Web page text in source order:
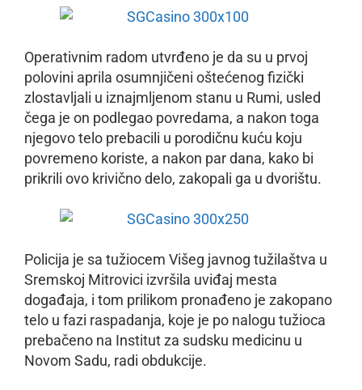
Operativnim radom utvrđeno je da su u prvoj
polovini aprila osumnjičeni oštećenog fizički
zlostavljali u iznajmljenom stanu u Rumi, usled
čega je on podlegao povredama, a nakon toga
njegovo telo prebacili u porodičnu kuću koju
povremeno koriste, a nakon par dana, kako bi
prikrili ovo krivično delo, zakopali ga u dvorištu.
Policija je sa tužiocem Višeg javnog tužilaštva u
Sremskoj Mitrovici izvršila uviđaj mesta
događaja, i tom prilikom pronađeno je zakopano
telo u fazi raspadanja, koje je po nalogu tužioca
prebačeno na Institut za sudsku medicinu u
Novom Sadu, radi obdukcije.